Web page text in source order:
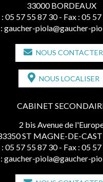
33000 BORDEAUX
05 57 55 87 30 - Fax : 05
gaucher-piola@gaucher-
NOUS CONTACTER
NOUS LOCALISER
CABINET
2 bis Avenue de
ST MAGNE-DE-
05 57 55 87 30 - Fax : 05
gaucher-piola@gaucher-